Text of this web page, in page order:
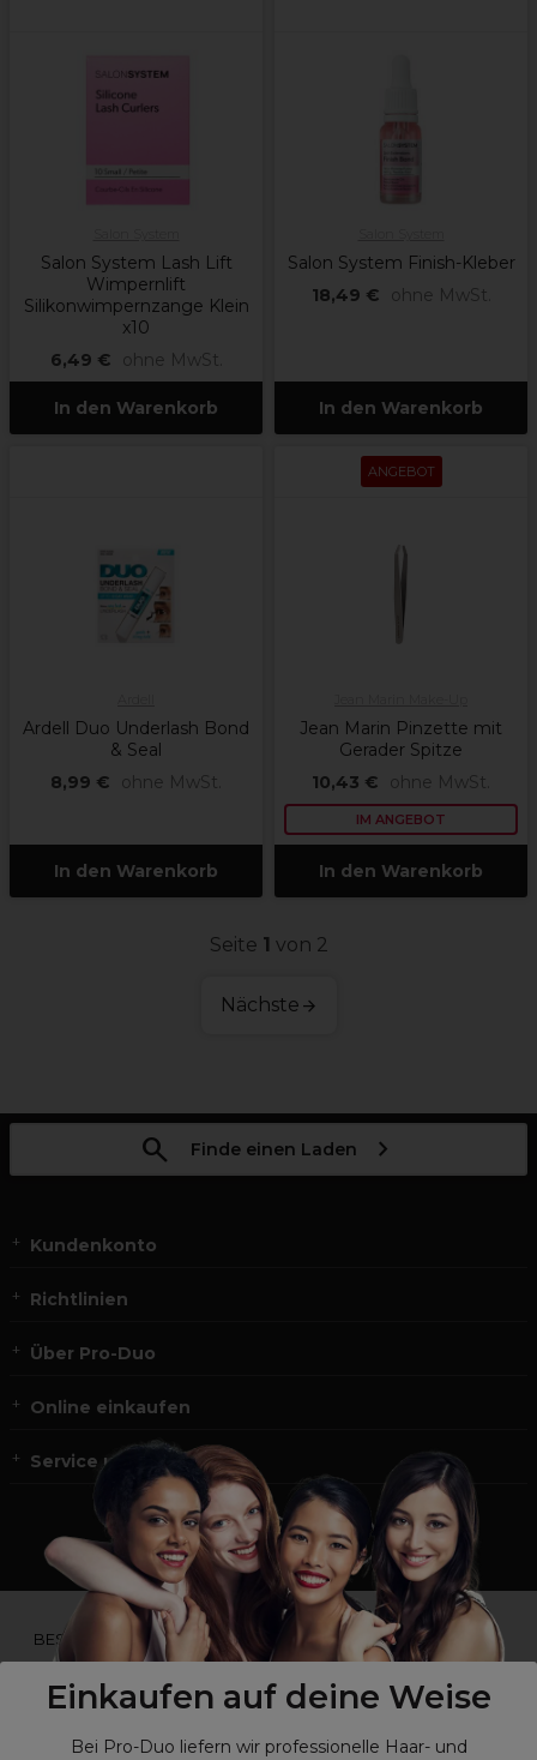
Einkaufen auf deine Weise
Bei Pro-Duo liefern wir professionelle Haar- und
Salon System Lash Lift
Wimpernlift
Silikonwimpernzange Klein
x10
6,49 €
ohne MwSt.
In den Warenkorb
Salon System Finish-Kleber
18,49 €
ohne MwSt.
In den Warenkorb
Ardell Duo Underlash Bond
& Seal
8,99 €
ohne MwSt.
In den Warenkorb
ANGEBOT
Jean Marin Pinzette mit
Gerader Spitze
10,43 €
ohne MwSt.
IM ANGEBOT
In den Warenkorb
Seite 1 von 2
Nächste
Finde einen Laden
Kundenkonto
Richtlinien
Über Pro-Duo
Online einkaufen
Service und Kontakt
*Du bist kein Profikunde?
BESUCHE
UNSERE WEBSEITE FÜR ENDVERBRAUCHER.*